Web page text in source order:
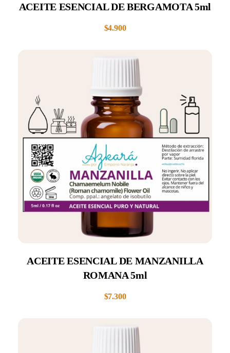
ACEITE ESENCIAL DE BERGAMOTA 5ml
$4.900
ACEITE ESENCIAL DE MANZANILLA
ROMANA 5ml
$7.300